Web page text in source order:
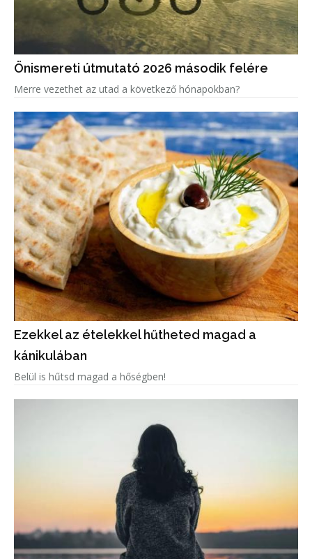
Önismereti útmutató 2026 második felére
Merre vezethet az utad a következő hónapokban?
Ezekkel az ételekkel hűtheted magad a
kánikulában
Belül is hűtsd magad a hőségben!